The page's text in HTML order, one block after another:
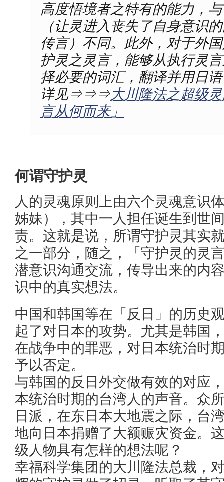
高度悟境者之特有的能力，
（让灵进入丧失了自身意识
传言）不同。此外，对于外
护灵之灵言，能够从执行灵
择必要的词汇，翻译并用日
详见⇒⇒⇒大川隆法之超级
言从何而来」
何谓守护灵
人的灵魂原则上由六个灵魂意识
姊妹），其中一人担任诞生到世
责。这就是说，所谓守护灵其实
之一部分，随之，「守护灵的灵
潜意识沟通交流，传导出来的内
识中的真实想法。
中国和韩国等在「反日」的历史
起了对日本的攻势。尤其是韩国
在战争中的罪恶，对日本统治时
予以否定。
与韩国的反日外交做有效的对应
本统治时期的台湾人的声音。众
日派，在东日本大地震之际，台
地向日本捐赠了大额赈灾资金。
级人物具有怎样的想法呢？
幸福科学集团的大川隆法总裁，